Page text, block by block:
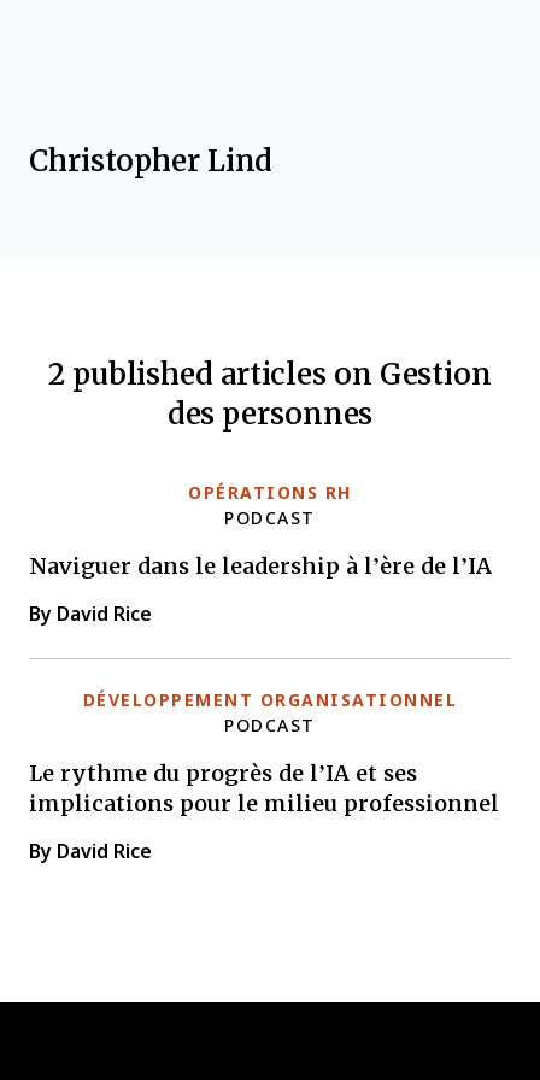
Christopher Lind
2 published articles on Gestion
des personnes
OPÉRATIONS RH
PODCAST
Naviguer dans le leadership à l’ère de l’IA
By David Rice
DÉVELOPPEMENT ORGANISATIONNEL
PODCAST
Le rythme du progrès de l’IA et ses
implications pour le milieu professionnel
By David Rice